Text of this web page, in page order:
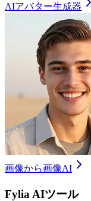
AIアバター生成器
画像から画像AI
Fylia AIツール